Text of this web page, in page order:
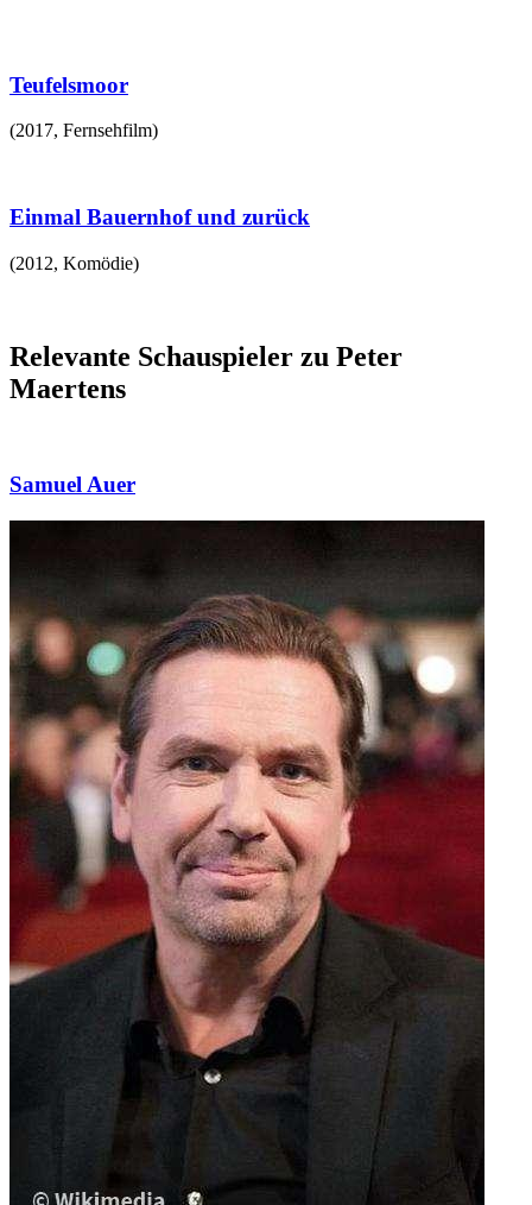
Teufelsmoor
(2017, Fernsehfilm)
Einmal Bauernhof und zurück
(2012, Komödie)
Relevante Schauspieler zu Peter
Maertens
Samuel Auer